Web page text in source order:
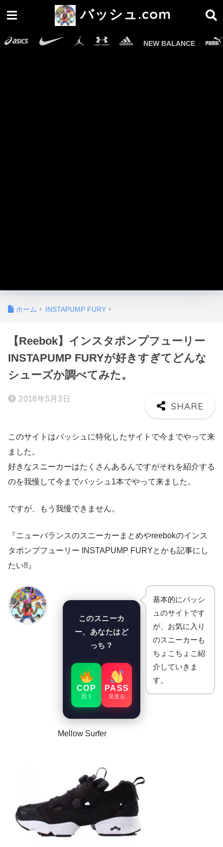
バッシュ.com
NEW BALANCE
ホーム INSTAPUMP FURY
【Reebok】インスタポンプフューリー
INSTAPUMP FURYが好きすぎてどんな
シューズか調べてみた。
2018年5月3日
このサイトはバッシュに特化したサイトで今までやって来
ました。
好きなスニーカーはたくさんあるんですがそれを紹介する
のを我慢して今までバッシュ1本でやって来ました。
ですが、もう我慢できません。
『ニューバランスのスニーカーまとめやreebokのインス
タポンプフューリー INSTAPUMP FURYとかも記事にし
たい!!』
このスニーカ
ー、あなたはど
っち？
COP
買う
PASS
見送る
Mellow Surfer
基本的にバッシ
ュのサイトです
が、お気に入り
のスニーカーも
ちょこちょこ紹
介していきま
す。